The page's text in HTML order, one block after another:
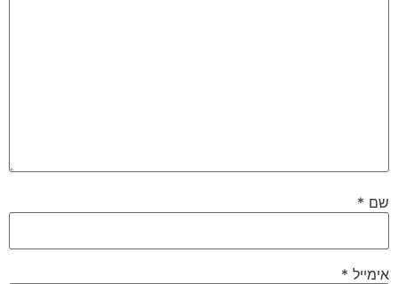
שם *
אימייל *